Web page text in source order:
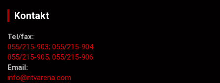
Kontakt
Tel/fax:
055/215-903; 055/215-904
055/215-905; 055/215-906
Email:
info@ntvarena.com